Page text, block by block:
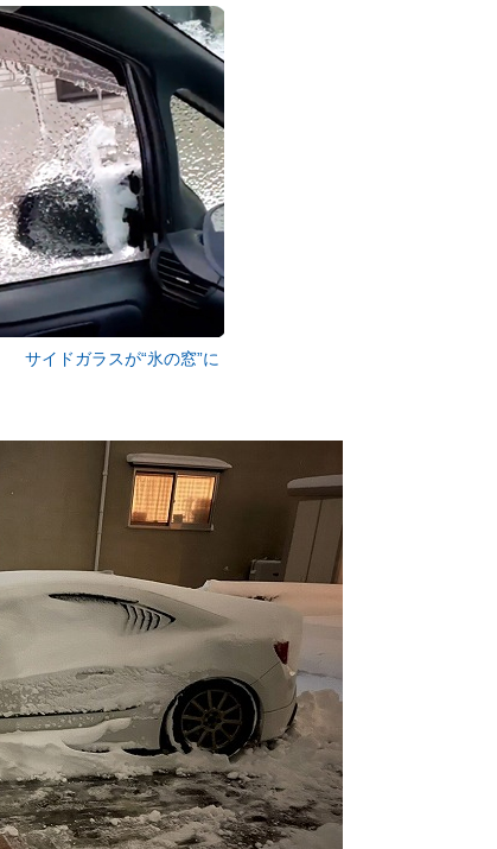
サイドガラスが“氷の窓”に